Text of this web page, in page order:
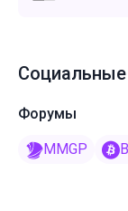
Форумы
MMGP